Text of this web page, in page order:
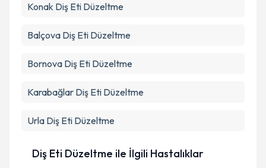
Konak Diş Eti Düzeltme
Balçova Diş Eti Düzeltme
Bornova Diş Eti Düzeltme
Karabağlar Diş Eti Düzeltme
Urla Diş Eti Düzeltme
Diş Eti Düzeltme ile İlgili Hastalıklar